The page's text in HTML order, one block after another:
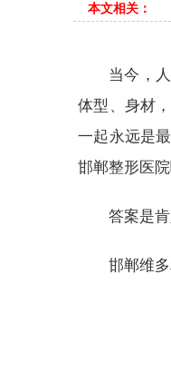
本文相关：
当今，
体型、身材
一起永远是
邯郸整形医
答案是
邯郸维